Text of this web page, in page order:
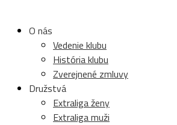
O nás
Vedenie klubu
História klubu
Zverejnené zmluvy
Družstvá
Extraliga ženy
Extraliga muži